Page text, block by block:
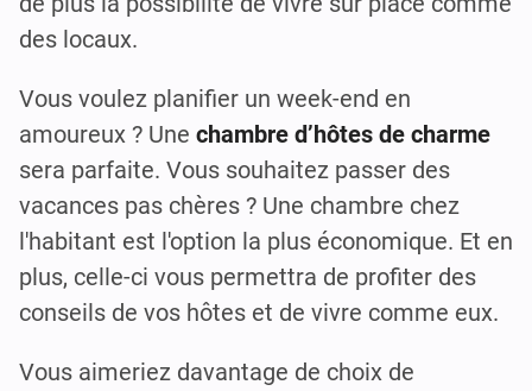
des locaux.
Vous voulez planifier un week-end en
amoureux ? Une chambre d’hôtes de charme
sera parfaite. Vous souhaitez passer des
vacances pas chères ? Une chambre chez
l'habitant est l'option la plus économique. Et en
plus, celle-ci vous permettra de profiter des
conseils de vos hôtes et de vivre comme eux.
Vous aimeriez davantage de choix de